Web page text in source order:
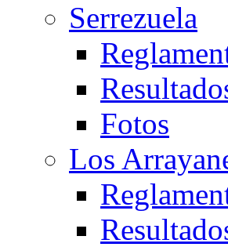
Serrezuela
Fotos
Los